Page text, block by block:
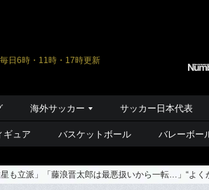
毎日6時・11時・17時更新
海外サッカー サッカー日本代表
ギュア バスケットボール バレーボー
も立派」「藤浪晋太郎は最悪扱いから一転…」“よ